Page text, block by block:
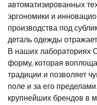
автоматизированных
эргономики и
производства под
деталь одежды
В наших лабораториях
форму, которая
традиции и позволяет
поле и за его
крупнейших брендов в